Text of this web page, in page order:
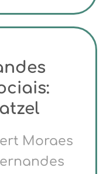
Moraes